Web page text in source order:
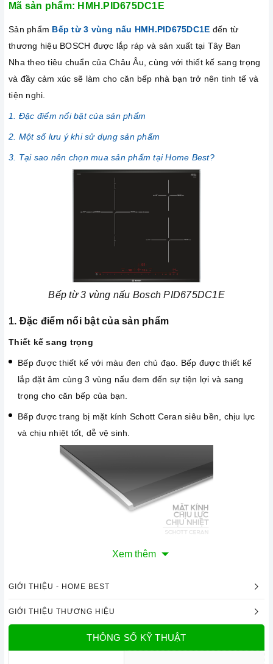
Mã sản phẩm: HMH.PID675DC1E
Sản phẩm Bếp từ 3 vùng nấu HMH.PID675DC1E đến từ
thương hiệu BOSCH được lắp ráp và sản xuất tại Tây Ban
Nha theo tiêu chuẩn của Châu Âu, cùng với thiết kế sang trọng
và đầy cảm xúc sẽ làm cho căn bếp nhà bạn trở nên tinh tế và
tiện nghi.
1. Đặc điểm nổi bật của sản phẩm
2. Một số lưu ý khi sử dụng sản phẩm
3. Tại sao nên chọn mua sản phẩm tại Home Best?
Bếp từ 3 vùng nấu Bosch PID675DC1E
1. Đặc điểm nổi bật của sản phẩm
Thiết kế sang trọng
Bếp được thiết kế với màu đen chủ đạo. Bếp được thiết kế
lắp đặt âm cùng 3 vùng nấu đem đến sự tiện lợi và sang
trọng cho căn bếp của bạn.
Bếp được trang bị mặt kính Schott Ceran siêu bền, chịu lực
và chịu nhiệt tốt, dễ vệ sinh.
Mặt kính Schott Ceran chịu lực, chịu nhiệt
Công nghệ biến tần INVERTER tiết kiệm 40% điện năng.
Công nghệ điều khiển "TouchSelect" với 17 mức gia nhiệt.
Xem thêm
GIỚI THIỆU - HOME BEST
GIỚI THIỆU THƯƠNG HIỆU
THÔNG SỐ KỸ THUẬT